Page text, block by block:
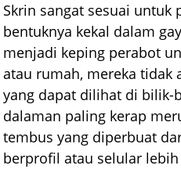
Skrin sangat sesuai untuk
bentuknya kekal dalam
menjadi keping perabot
atau rumah, mereka tidak
yang dapat dilihat di bilik-
dalaman paling kerap
tembus yang diperbuat
berprofil atau selular